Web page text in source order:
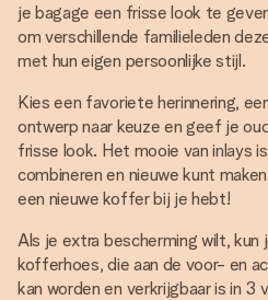
je bagage een frisse look te
om verschillende familieleden
met hun eigen persoonlijke stijl.
Kies een favoriete herinnering,
ontwerp naar keuze en geef je
frisse look. Het mooie van inlays
combineren en nieuwe kunt
een nieuwe koffer bij je hebt!
Als je extra bescherming wilt, kun
kofferhoes, die aan de voor- en
kan worden en verkrijgbaar is in 3